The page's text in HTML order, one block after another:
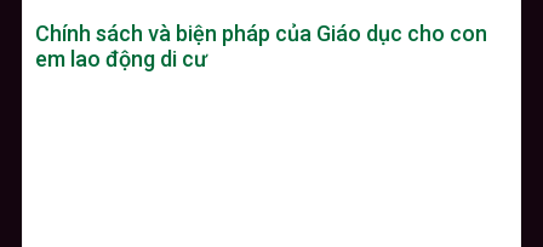
Chính sách và biện pháp của Giáo dục cho con
em lao động di cư